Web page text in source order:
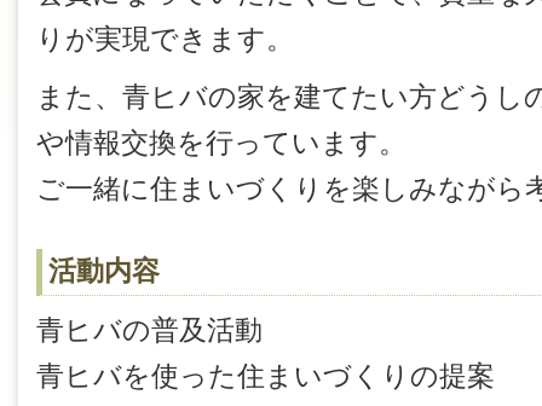
りが実現できます。
また、青ヒバの家を建てたい方どうし
や情報交換を行っています。
ご一緒に住まいづくりを楽しみながら
活動内容
青ヒバの普及活動
青ヒバを使った住まいづくりの提案